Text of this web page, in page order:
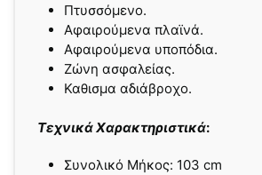
Πτυσσόμενο.
Αφαιρούµενα πλαϊνά.
Αφαιρούµενα υποπόδια.
Ζώνη ασφαλείας.
Καθισµα αδιάβροχο.
Τεχνικά Χαρακτηριστικά:
Συνολικό Μήκος: 103 cm